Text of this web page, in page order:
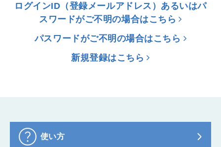
ログインID（登録メールアドレス）あるいはパ
スワードがご不明の場合はこちら
パスワードがご不明の場合はこちら
新規登録はこちら
使い方